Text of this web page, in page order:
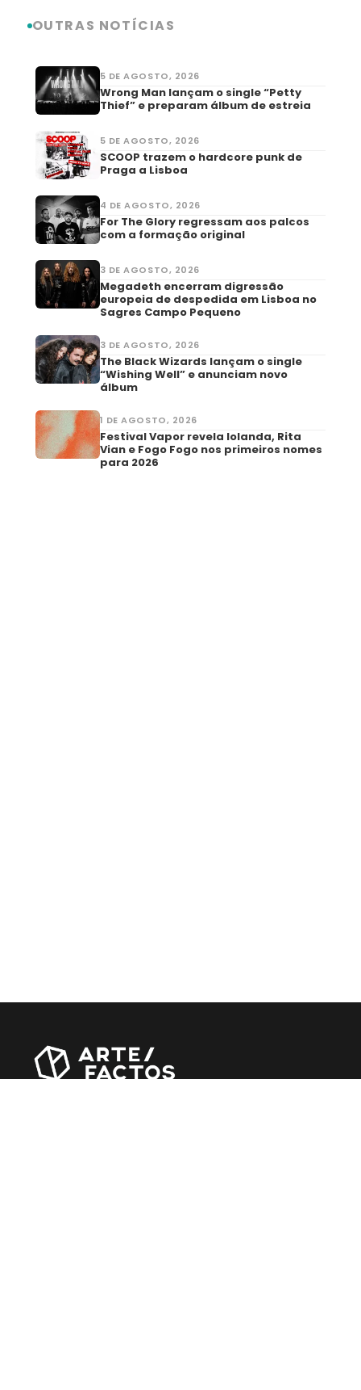
OUTRAS NOTÍCIAS
5 DE AGOSTO, 2026
Wrong Man lançam o single “Petty
Thief” e preparam álbum de estreia
5 DE AGOSTO, 2026
SCOOP trazem o hardcore punk de
Praga a Lisboa
4 DE AGOSTO, 2026
For The Glory regressam aos palcos
com a formação original
3 DE AGOSTO, 2026
Megadeth encerram digressão
europeia de despedida em Lisboa no
Sagres Campo Pequeno
3 DE AGOSTO, 2026
The Black Wizards lançam o single
“Wishing Well” e anunciam novo
álbum
1 DE AGOSTO, 2026
Festival Vapor revela Iolanda, Rita
Vian e Fogo Fogo nos primeiros nomes
para 2026